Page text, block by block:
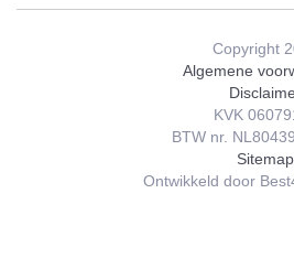
Copyright
Algemene
KVK
BTW nr.
Sitemap
Ontwikkeld door